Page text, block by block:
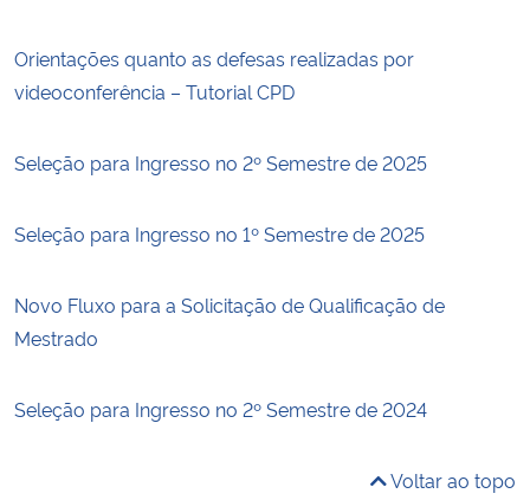
Orientações quanto as defesas realizadas por
videoconferência – Tutorial CPD
Seleção para Ingresso no 2º Semestre de 2025
Seleção para Ingresso no 1º Semestre de 2025
Novo Fluxo para a Solicitação de Qualificação de
Mestrado
Seleção para Ingresso no 2º Semestre de 2024
Voltar ao topo